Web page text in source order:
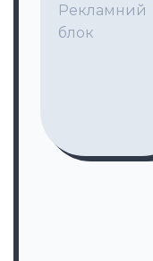
Рекламний
блок